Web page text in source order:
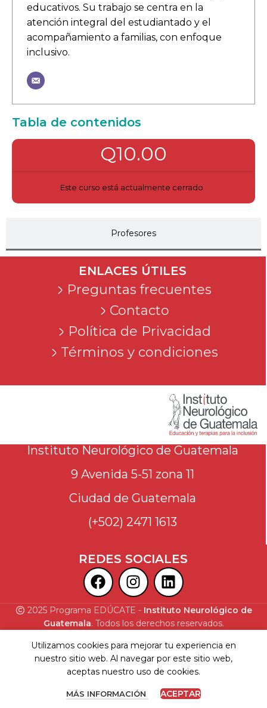
Profesores
educativos. Su trabajo se centra en la
atención integral del estudiantado y el
acompañamiento a familias, con enfoque
inclusivo.
Tabla de contenidos
Q10.00
Este curso está actualmente cerrado
ENLACES ÚTILES
Preguntas frecuentes
Contacto
Política de Privacidad
Términos y condiciones
Instituto Neurológico de Guatemala
9 Avenida 5-51 zona 11
Ciudad de Guatemala
(+502) 2471 1613
REDES SOCIALES
2025 Programa EDÚCATE - Instituto Neurológico de
Guatemala. Todos los derechos reservados.
Utilizamos cookies para mejorar tu experiencia en
nuestro sitio web. Al navegar por este sitio web,
aceptas nuestro uso de cookies.
MÁS INFORMACIÓN ACEPTAR